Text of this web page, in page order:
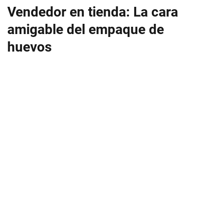
Vendedor en tienda: La cara
amigable del empaque de
huevos